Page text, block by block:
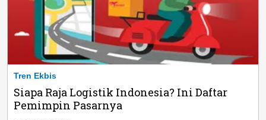
Tren Ekbis
Siapa Raja Logistik Indonesia? Ini Daftar
Pemimpin Pasarnya